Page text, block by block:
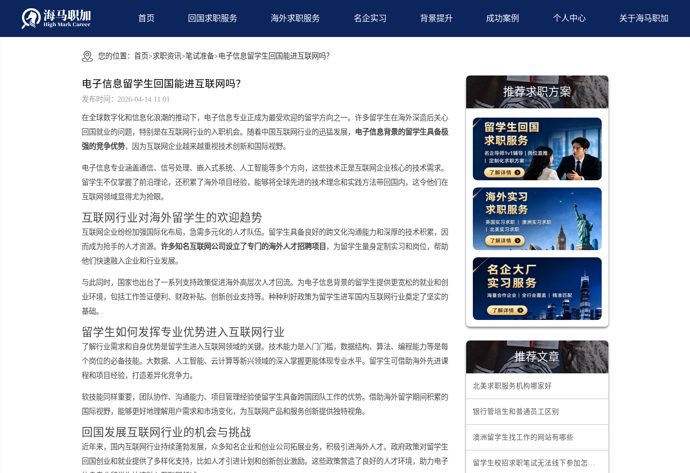
首页 回国求职服务 海外求职服务 名企实习 背景提升 成功案例 个人中心
您的位置： 首页 >求职资讯>笔试准备>电子信息留学生回国能进互联网吗？
电子信息留学生回国能进互联网吗？
在全球数字化和信息化浪潮的推动下，电子信息专业正成为最受欢迎的留学方向之一。许多留学生在海外深造后关心
回国就业的问题，特别是在互联网行业的入职机会。随着中国互联网行业的迅猛发展，
电子信息背景的留学生具备极
强的竞争优势，因为互联网企业越来越重视技术创新和国际视野。
电子信息专业涵盖通信、信号处理、嵌入式系统、人工智能等多个方向，这些技术正是互联网企业核心的技术需求。
留学生不仅掌握了前沿理论，还积累了海外项目经验，能够将全球先进的技术理念和实践方法带回国内，这令他们在
互联网领域显得尤为抢眼。
互联网行业对海外留学生的欢迎趋势
互联网企业纷纷加强国际化布局，急需多元化的人才队伍。留学生具备良好的跨文化沟通能力和深厚的技术积累，因
，为留学生量身定制实习和岗位，帮助
与此同时，国家也出台了一系列支持政策促进海外高层次人才回流。为电子信息背景的留学生提供更宽松的就业和创
业环境，包括工作签证便利、财政补贴、创新创业支持等。种种利好政策为留学生进军国内互联网行业奠定了坚实的
基础。
留学生如何发挥专业优势进入互联网行业
了解行业需求和自身优势是留学生进入互联网领域的关键。技术能力是入门门槛，数据结构、算法、编程能力等是每
个岗位的必备技能。大数据、人工智能、云计算等新兴领域的深入掌握更能体现专业水平。留学生可借助海外先进课
程和项目经验，打造差异化竞争力。
软技能同样重要，团队协作、沟通能力、项目管理经验使留学生具备跨国团队工作的优势。借助海外留学期间积累的
国际视野，能够更好地理解用户需求和市场变化，为互联网产品和服务创新提供独特视角。
推荐求职方案
推荐文章
银行管培生和普通员工区别